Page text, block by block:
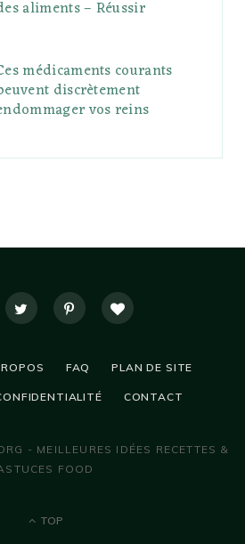
aliments – Réussir
médicaments courants
discrètement
vos reins
FAQ PLAN DE SITE
CONTACT
- MEILLEURES IDÉES RECETTES &
FOOD
TOP